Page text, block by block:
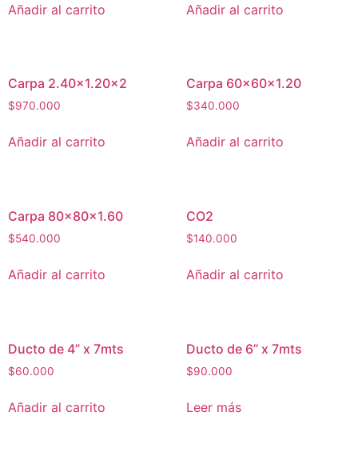
Añadir al carrito Añadir al carrito
Carpa 2.40×1.20×2
$970.000
Añadir al carrito
Carpa 60x60x1.20
$340.000
Añadir al carrito
Carpa 80x80x1.60
$540.000
Añadir al carrito
CO2
$140.000
Añadir al carrito
Ducto de 4” x 7mts
$60.000
Añadir al carrito
Ducto de 6” x 7mts
$90.000
Leer más